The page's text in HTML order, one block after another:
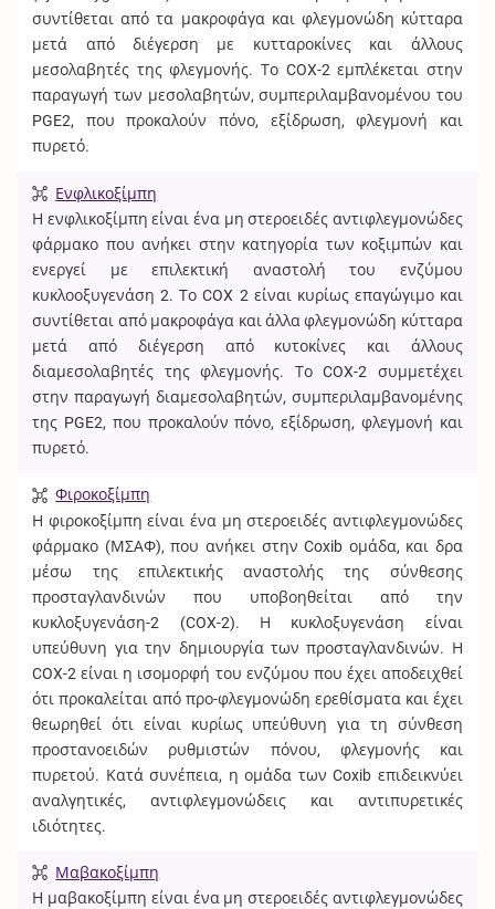
συντίθεται από τα μακροφάγα και φλεγμονώδη κύτταρα
μετά από διέγερση με κυτταροκίνες και άλλους
μεσολαβητές της φλεγμονής. Το COX-2 εμπλέκεται στην
παραγωγή των μεσολαβητών, συμπεριλαμβανομένου του
PGE2, που προκαλούν πόνο, εξίδρωση, φλεγμονή και
πυρετό.
Ενφλικοξίμπη
Η ενφλικοξίμπη είναι ένα μη στεροειδές αντιφλεγμονώδες
φάρμακο που ανήκει στην κατηγορία των κοξιμπών και
ενεργεί με επιλεκτική αναστολή του ενζύμου
κυκλοοξυγενάση 2. Το COX 2 είναι κυρίως επαγώγιμο και
συντίθεται από μακροφάγα και άλλα φλεγμονώδη κύτταρα
μετά από διέγερση από κυτοκίνες και άλλους
διαμεσολαβητές της φλεγμονής. Το COX-2 συμμετέχει
στην παραγωγή διαμεσολαβητών, συμπεριλαμβανομένης
της PGE2, που προκαλούν πόνο, εξίδρωση, φλεγμονή και
πυρετό.
Φιροκοξίμπη
Η φιροκοξίμπη είναι ένα μη στεροειδές αντιφλεγμονώδες
φάρμακο (ΜΣΑΦ), που ανήκει στην Coxib ομάδα, και δρα
μέσω της επιλεκτικής αναστολής της σύνθεσης
προσταγλανδινών που υποβοηθείται από την
κυκλοξυγενάση-2 (COX-2). Η κυκλοξυγενάση είναι
υπεύθυνη για την δημιουργία των προσταγλανδινών. Η
COX-2 είναι η ισομορφή του ενζύμου που έχει αποδειχθεί
ότι προκαλείται από προ-φλεγμονώδη ερεθίσματα και έχει
θεωρηθεί ότι είναι κυρίως υπεύθυνη για τη σύνθεση
προστανοειδών ρυθμιστών πόνου, φλεγμονής και
πυρετού. Κατά συνέπεια, η ομάδα των Coxib επιδεικνύει
αναλγητικές, αντιφλεγμονώδεις και αντιπυρετικές
ιδιότητες.
Μαβακοξίμπη
Η μαβακοξίμπη είναι ένα μη στεροειδές αντιφλεγμονώδες